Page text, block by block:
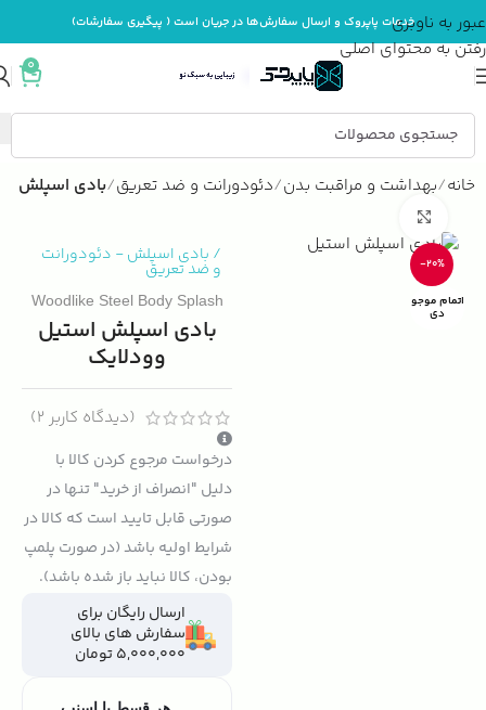
عبور به ناوبری
رفتن به محتوای اصلی
خدمات پاپروک و ارسال سفارش‌ها در جریان است ( پیگیری سفارشات)
0
خانه بهداشت و مراقبت بدن دئودورانت و ضد تعریق بادی اسپلش
-20%
اتمام موجو
دی
/ بادی اسپلش- دئودورانت
و ضد تعریق
Woodlike Steel Body Splash
بادی اسپلش استیل
وودلایک
(دیدگاه کاربر 2
)
درخواست مرجوع کردن کالا با
دلیل "انصراف از خرید" تنها در
صورتی قابل تایید است که کالا در
شرایط اولیه باشد (در صورت پلمپ
بودن، کالا نباید باز شده باشد).
ارسال رایگان برای
سفارش های بالای
5,000,000 تومان